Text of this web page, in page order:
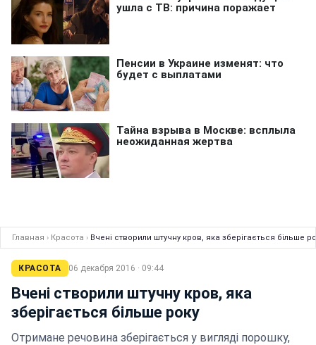
Главная › Красота › Вчені створили штучну кров, яка зберігається більше
КРАСОТА 06 декабря 2016 · 09:44
Вчені створили штучну кров, яка
зберігається більше року
Отримане речовина зберігається у вигляді порошку,